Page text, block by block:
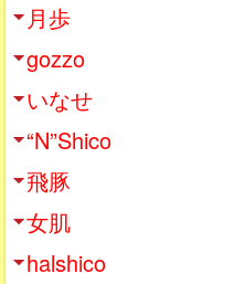
月歩
gozzo
いなせ
“N”Shico
飛豚
女肌
halshico